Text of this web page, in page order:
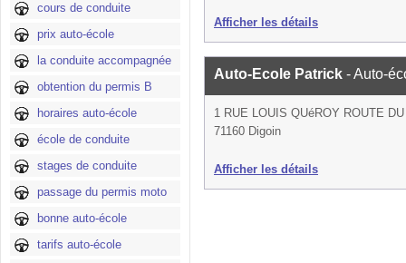
cours de conduite
prix auto-école
la conduite accompagnée
obtention du permis B
horaires auto-école
école de conduite
stages de conduite
passage du permis moto
bonne auto-école
tarifs auto-école
Afficher les détails
Auto-Ecole Patrick - Auto-
1 RUE LOUIS QUéROY ROUTE
71160 Digoin
Afficher les détails